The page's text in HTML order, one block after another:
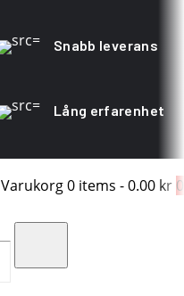
Snabb leverans
Lång erfarenhet
Varukorg0 items -0.00 kr 0